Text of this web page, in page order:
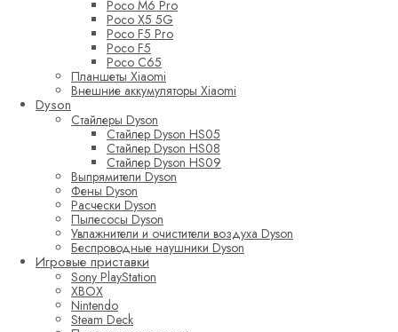
Poco M6 Pro
Poco X5 5G
Poco F5 Pro
Poco F5
Poco C65
Планшеты Xiaomi
Внешние аккумуляторы Xiaomi
Dyson
Стайлеры Dyson
Стайлер Dyson HS05
Стайлер Dyson HS08
Стайлер Dyson HS09
Выпрямители Dyson
Фены Dyson
Расчески Dyson
Пылесосы Dyson
Увлажнители и очистители воздуха Dyson
Беспроводные наушники Dyson
Игровые приставки
Sony PlayStation
XBOX
Nintendo
Steam Deck